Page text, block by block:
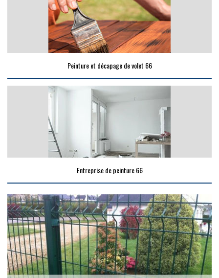
Peinture et décapage de volet 66
Entreprise de peinture 66